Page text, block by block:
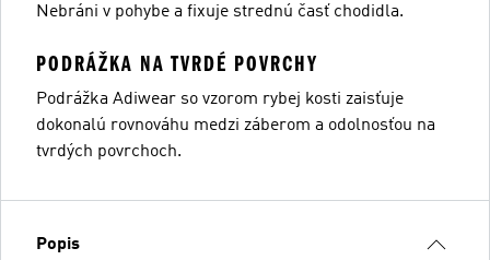
Nebráni v pohybe a fixuje strednú časť chodidla.
PODRÁŽKA NA TVRDÉ POVRCHY
Podrážka Adiwear so vzorom rybej kosti zaisťuje
dokonalú rovnováhu medzi záberom a odolnosťou na
tvrdých povrchoch.
Popis